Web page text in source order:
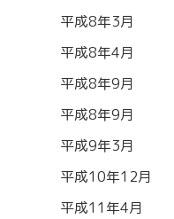
平成8年3月
平成8年4月
平成8年9月
平成8年9月
平成9年3月
平成10年12月
平成11年4月